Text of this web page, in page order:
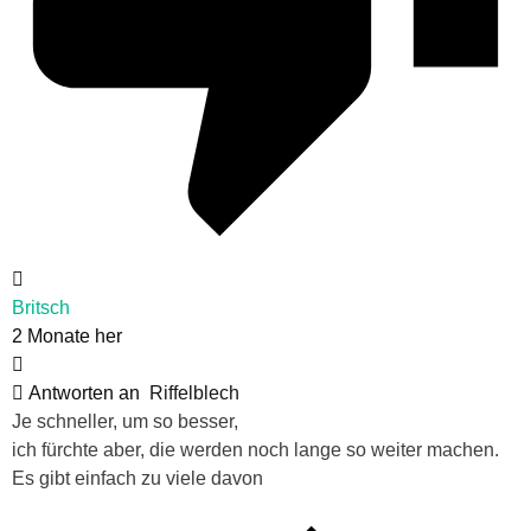
Britsch
2 Monate her
Antworten an
Riffelblech
Je schneller, um so besser,
ich fürchte aber, die werden noch lange so weiter machen.
Es gibt einfach zu viele davon